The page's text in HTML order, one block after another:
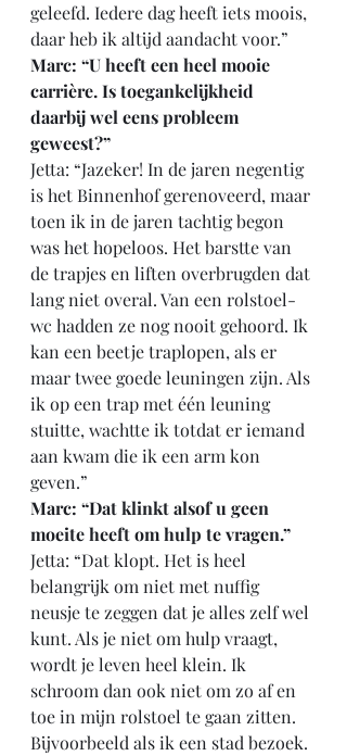
geleefd. Iedere dag heeft iets moois,
daar heb ik altijd aandacht voor.”
Marc: “U heeft een heel mooie
carrière. Is toegankelijkheid
daarbij wel eens probleem
geweest?”
Jetta: “Jazeker! In de jaren negentig
is het Binnenhof gerenoveerd, maar
toen ik in de jaren tachtig begon
was het hopeloos. Het barstte van
de trapjes en liften overbrugden dat
lang niet overal. Van een rolstoel-
wc hadden ze nog nooit gehoord. Ik
kan een beetje traplopen, als er
maar twee goede leuningen zijn. Als
ik op een trap met één leuning
stuitte, wachtte ik totdat er iemand
aan kwam die ik een arm kon
geven.”
Marc: “Dat klinkt alsof u geen
moeite heeft om hulp te vragen.”
Jetta: “Dat klopt. Het is heel
belangrijk om niet met nuffig
neusje te zeggen dat je alles zelf wel
kunt. Als je niet om hulp vraagt,
wordt je leven heel klein. Ik
schroom dan ook niet om zo af en
toe in mijn rolstoel te gaan zitten.
Bijvoorbeeld als ik een stad bezoek.